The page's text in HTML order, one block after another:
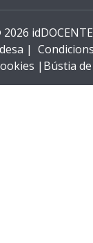
|
| Bústia